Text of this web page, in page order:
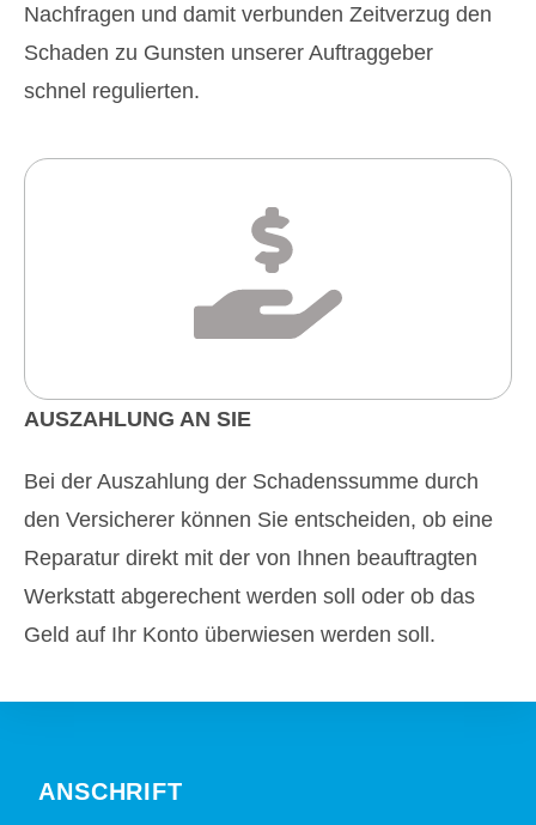
Nachfragen und damit verbunden Zeitverzug den
Schaden zu Gunsten unserer Auftraggeber
schnel regulierten.
AUSZAHLUNG AN SIE
Bei der Auszahlung der Schadenssumme durch
den Versicherer können Sie entscheiden, ob eine
Reparatur direkt mit der von Ihnen beauftragten
Werkstatt abgerechent werden soll oder ob das
Geld auf Ihr Konto überwiesen werden soll.
ANSCHRIFT